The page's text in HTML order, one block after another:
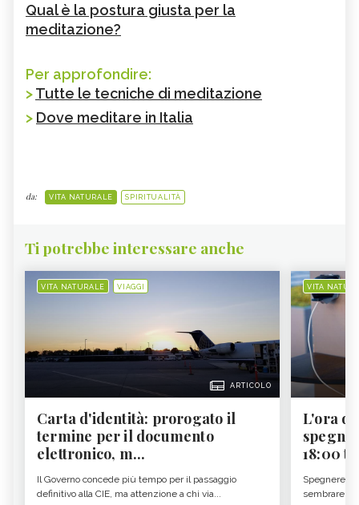
Qual è la postura giusta per la
meditazione?
Per approfondire:
>Tutte le tecniche di meditazione
> Dove meditare in Italia
da: VITA NATURALE SPIRITUALITÀ
Ti potrebbe interessare anche
VITA NATURALE VIAGGI
ARTICOLO
Carta d'identità: prorogato il
termine per il documento
elettronico, m...
Il Governo concede più tempo per il passaggio
definitivo alla CIE, ma attenzione a chi via...
VITA
L'ora
18:00 ti
Spegnere lo
sembrare